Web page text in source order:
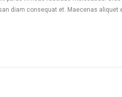
diam consequat et. Maecenas aliquet